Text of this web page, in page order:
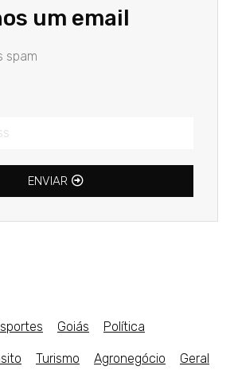
um email
spam
ENVIAR
Goiás Política
Turismo Agronegócio Geral